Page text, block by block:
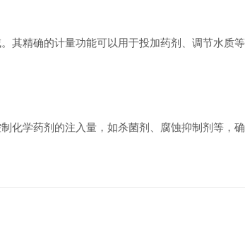
精确的计量功能可以用于投加药剂、调节水质等
学药剂的注入量，如杀菌剂、腐蚀抑制剂等，确